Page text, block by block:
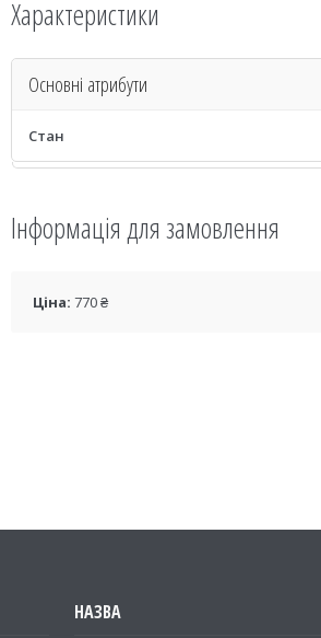
Характеристики
Основні атрибути
Стан
Інформація для замовлення
Ціна: 770 ₴